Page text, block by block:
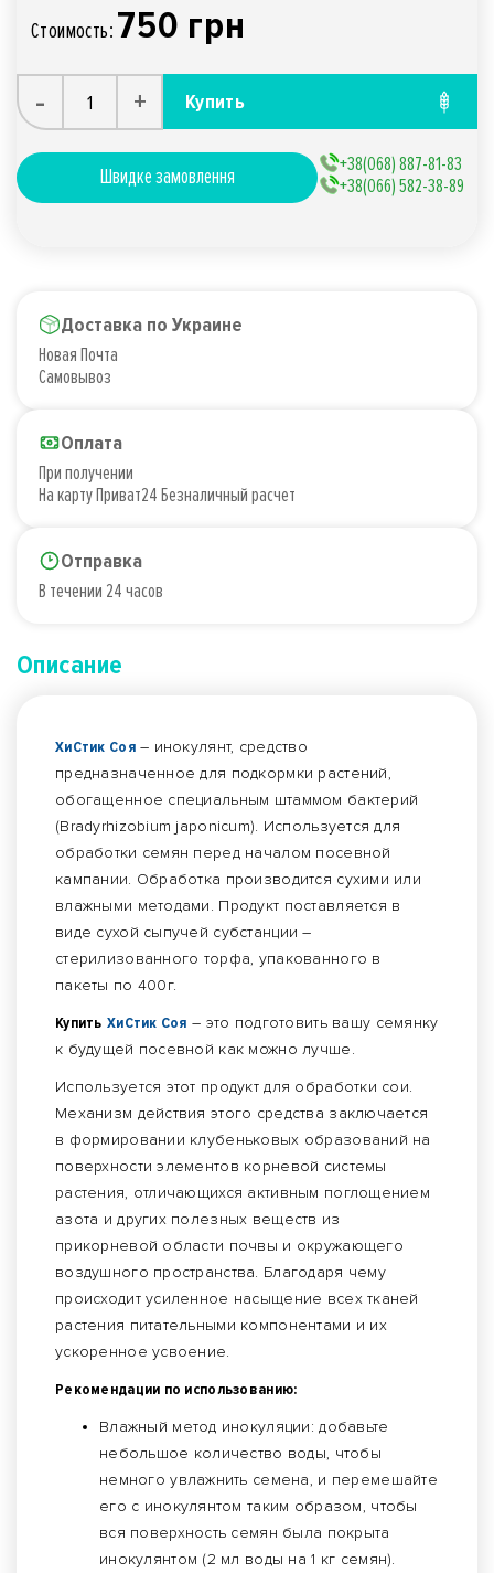
Стоимость: 750 грн
- + Купить
Швидке замовлення
+38(068) 887-81-83
+38(066) 582-38-89
Доставка по Украине
Новая Почта
Самовывоз
Оплата
При получении
На карту Приват24 Безналичный расчет
Отправка
В течении 24 часов
Описание
ХиСтик Соя– инокулянт, средство
предназначенное для подкормки растений,
обогащенное специальным штаммом бактерий
(Bradyrhizobium japonicum). Используется для
обработки семян перед началом посевной
кампании. Обработка производится сухими или
влажными методами. Продукт поставляется в
виде сухой сыпучей субстанции –
стерилизованного торфа, упакованного в
пакеты по 400г.
Купить ХиСтик Соя – это подготовить вашу семянку
к будущей посевной как можно лучше.
Используется этот продукт для обработки сои.
Механизм действия этого средства заключается
в формировании клубеньковых образований на
поверхности элементов корневой системы
растения, отличающихся активным поглощением
азота и других полезных веществ из
прикорневой области почвы и окружающего
воздушного пространства. Благодаря чему
происходит усиленное насыщение всех тканей
растения питательными компонентами и их
ускоренное усвоение.
Рекомендации по использованию:
Влажный метод инокуляции: добавьте
небольшое количество воды, чтобы
немного увлажнить семена, и перемешайте
его с инокулянтом таким образом, чтобы
вся поверхность семян была покрыта
инокулянтом (2 мл воды на 1 кг семян).